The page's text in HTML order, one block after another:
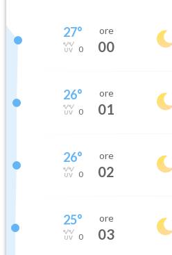
27°
0
ore
00
26°
0
ore
01
26°
0
ore
02
25°
0
ore
03